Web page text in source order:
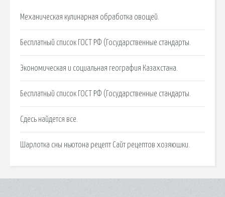
Механическая кулинарная обработка овощей.
Бесплатный список ГОСТ РФ (Государственные стандарты.
Экономическая и социальная география Казахстана.
Бесплатный список ГОСТ РФ (Государственные стандарты.
Сдесь найдется все.
Шарлотка сны ньютона рецепт Сайт рецептов хозяюшки.